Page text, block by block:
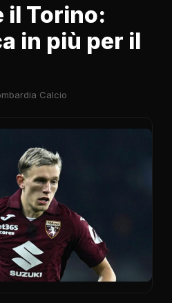
il Torino:
in più per il
Calcio